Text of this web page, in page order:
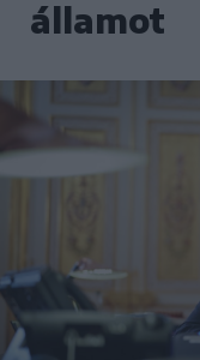
államot